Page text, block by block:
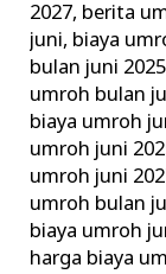
2027, berita
juni, biaya
bulan juni 2025
umroh bulan
biaya umroh
umroh juni
umroh juni
umroh bulan
biaya umroh
harga biaya